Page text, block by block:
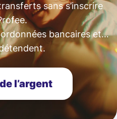
sans s’inscrire
bancaires et…
l’argent